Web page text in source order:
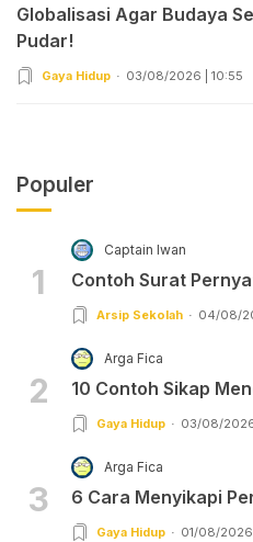
Globalisasi Agar Budaya
Pudar!
Gaya Hidup 03/08/2026 | 10:55
Populer
1
Captain Iwan
Contoh Surat
Arsip Sekolah 04/08/
2
Arga Fica
10 Contoh Sikap
Gaya Hidup 03/08/
3
Arga Fica
6 Cara Menyikapi
Gaya Hidup 01/08/